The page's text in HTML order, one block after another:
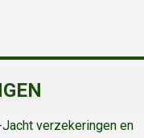
verzekeringen en